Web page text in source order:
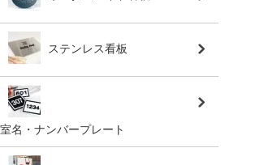
ステンレス看板
室名・ナンバープレート